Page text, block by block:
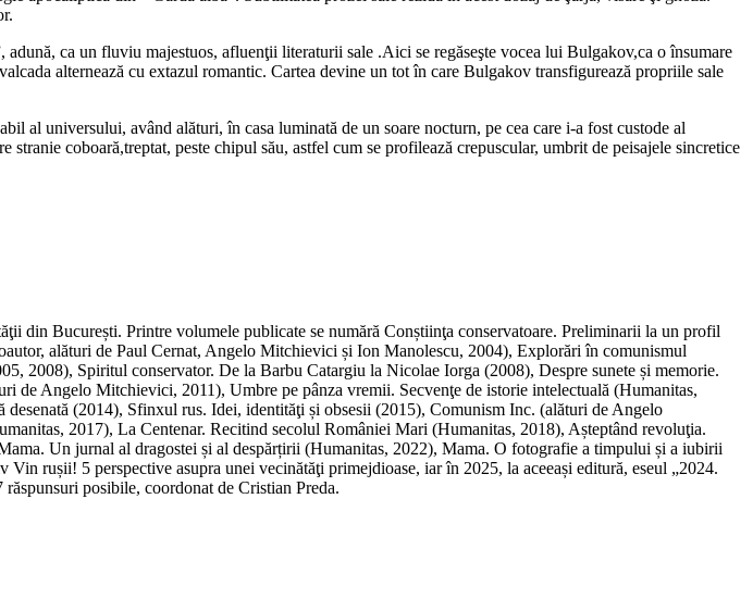
ca un fluviu majestuos, afluenţii literaturii sale .Aici se regăseşte vocea lui Bulgakov,ca o însumare
alternează cu extazul romantic. Cartea devine un tot în care Bulgakov transfigurează propriile sale
al universului, având alături, în casa luminată de un soare nocturn, pe cea care i-a fost custode al
coboară,treptat, peste chipul său, astfel cum se profilează crepuscular, umbrit de peisajele sincretice
din București. Printre volumele publicate se numără Conștiinţa conservatoare. Preliminarii la un profil
alături de Paul Cernat, Angelo Mitchievici și Ion Manolescu, 2004), Explorări în comunismul
2008), Spiritul conservator. De la Barbu Catargiu la Nicolae Iorga (2008), Despre sunete și memorie.
de Angelo Mitchievici, 2011), Umbre pe pânza vremii. Secvenţe de istorie intelectuală (Humanitas,
(2014), Sfinxul rus. Idei, identităţi și obsesii (2015), Comunism Inc. (alături de Angelo
2017), La Centenar. Recitind secolul României Mari (Humanitas, 2018), Așteptând revoluţia.
Un jurnal al dragostei și al despărțirii (Humanitas, 2022), Mama. O fotografie a timpului și a iubirii
rușii! 5 perspective asupra unei vecinătăţi primejdioase, iar în 2025, la aceeași editură, eseul „2024.
posibile, coordonat de Cristian Preda.